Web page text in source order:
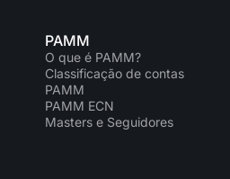
PAMM
O que é PAMM?
Classificação de contas
PAMM
PAMM ECN
Masters e Seguidores